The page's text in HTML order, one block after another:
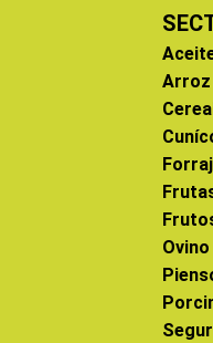
Arroz
Ovino